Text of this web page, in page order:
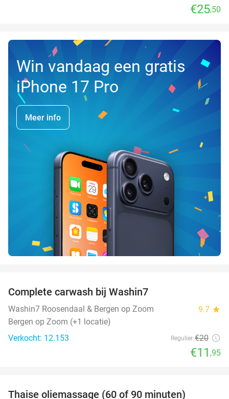
€25,50
Win vandaag een gratis
iPhone 17 Pro
Meer info
Complete carwash bij Washin7
Washin7 Roosendaal & Bergen op Zoom 9.7 star
Bergen op Zoom (+1 locatie)
Verkocht: 12.153
Regulier €20
€11 ,95
Thaise oliemassage (60 of 90 minuten)